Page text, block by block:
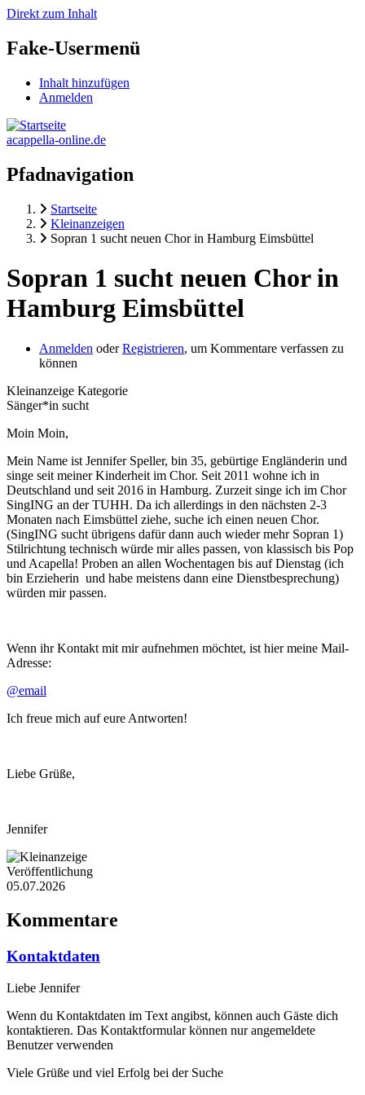
Direkt zum Inhalt
Fake-Usermenü
Inhalt hinzufügen
Anmelden
acappella-online.de
Pfadnavigation
Startseite
Kleinanzeigen
Sopran 1 sucht neuen Chor in Hamburg Eimsbüttel
Sopran 1 sucht neuen Chor in
Hamburg Eimsbüttel
Anmelden oderRegistrieren, um Kommentare verfassen zu
können
Kleinanzeige Kategorie
Sänger*in sucht
Moin Moin,
Mein Name ist Jennifer Speller, bin 35, gebürtige Engländerin und
singe seit meiner Kinderheit im Chor. Seit 2011 wohne ich in
Deutschland und seit 2016 in Hamburg. Zurzeit singe ich im Chor
SingING an der TUHH. Da ich allerdings in den nächsten 2-3
Monaten nach Eimsbüttel ziehe, suche ich einen neuen Chor.
(SingING sucht übrigens dafür dann auch wieder mehr Sopran 1)
Stilrichtung technisch würde mir alles passen, von klassisch bis Pop
und Acapella! Proben an allen Wochentagen bis auf Dienstag (ich
bin Erzieherin und habe meistens dann eine Dienstbesprechung)
würden mir passen.
Wenn ihr Kontakt mit mir aufnehmen möchtet, ist hier meine Mail-
Adresse:
@email
Ich freue mich auf eure Antworten!
Liebe Grüße,
Jennifer
Veröffentlichung
05.07.2026
Kommentare
Kontaktdaten
Liebe Jennifer
Wenn du Kontaktdaten im Text angibst, können auch Gäste dich
kontaktieren. Das Kontaktformular können nur angemeldete
Benutzer verwenden
Viele Grüße und viel Erfolg bei der Suche